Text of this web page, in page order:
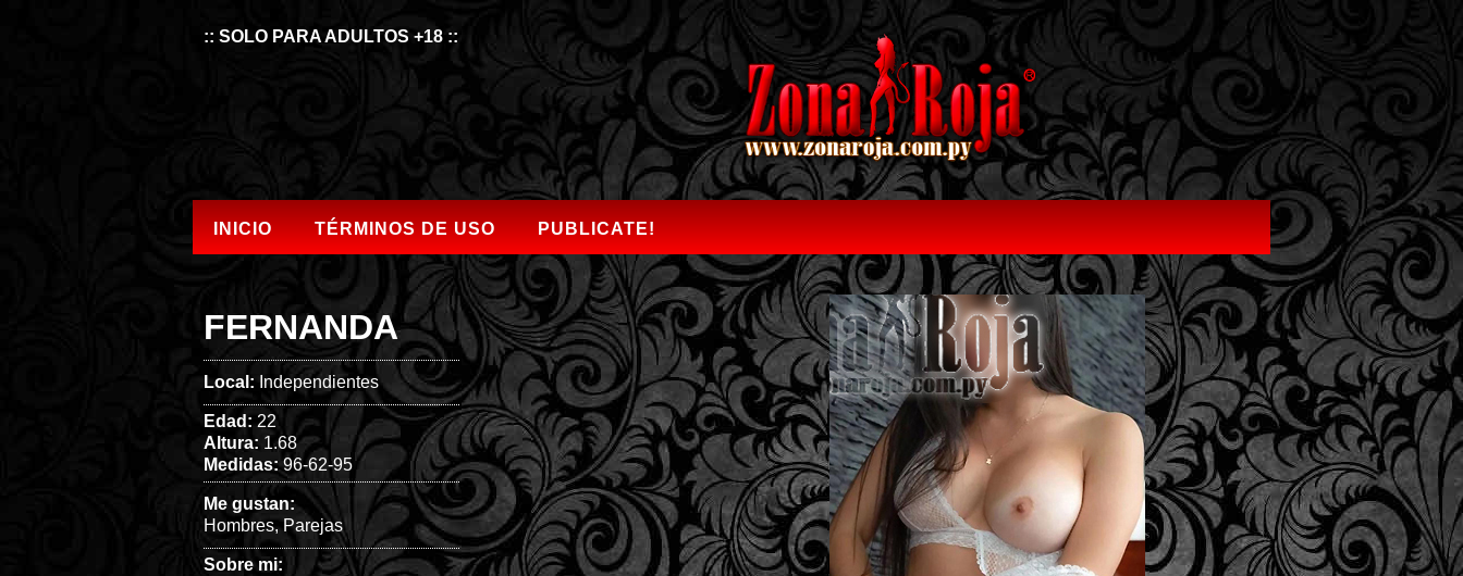
:: SOLO PARA ADULTOS +18 ::
INICIO TÉRMINOS DE USO PUBLICATE!
FERNANDA
Local: Independientes
Edad: 22
Altura: 1.68
Medidas:96-62-95
Me gustan:
Hombres, Parejas
Sobre mi: